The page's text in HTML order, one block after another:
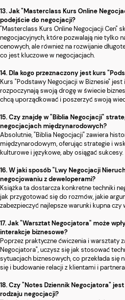
13. Jak "Masterclass Kurs Online
podejście do negocjacji?
"Masterclass Kurs Online Negocjacji Cen"
negocjacyjnych, które pozwalają nie tylko
cenowych, ale również na rozwijanie
co jest kluczowe w negocjacjach.
14. Dla kogo przeznaczony jest kurs
Kurs "Podstawy Negocjacji w Biznesie"
rozpoczynają swoją drogę w świecie
chcą uporządkować i poszerzyć swoją
15. Czy znajdę w "Biblia Negocjacji"
negocjacjach międzynarodowych?
Absolutnie, "Biblia Negocjacji" zawiera
międzynarodowym, oferując strategie i
kulturowe i językowe, aby osiągać sukcesy.
16. W jaki sposób "Lwy Negocjacji
negocjowaniu z deweloperami?
Książka ta dostarcza konkretne techniki
jak przygotować się do rozmów, jakie
zabezpieczyć najlepsze warunki kupna
17. Jak "Warsztat Negocjatora" może
interakcje biznesowe?
Poprzez praktyczne ćwiczenia i warsztaty
Negocjatora", uczysz się jak stosować
sytuacjach biznesowych, co przekłada się
się i budowanie relacji z klientami i
18. Czy "Notes Dziennik Negocjatora"
rodzaju negocjacji?